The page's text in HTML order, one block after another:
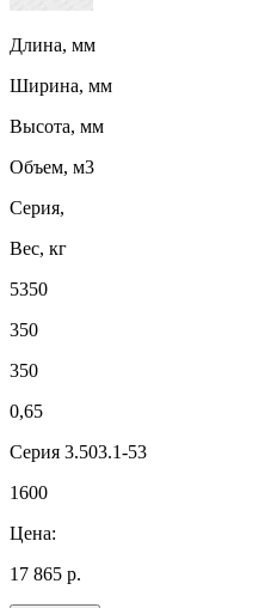
Длина, мм
Ширина, мм
Высота, мм
Объем, м3
Серия,
Вес, кг
5350
350
350
0,65
Серия 3.503.1-53
1600
Цена:
17 865 р.